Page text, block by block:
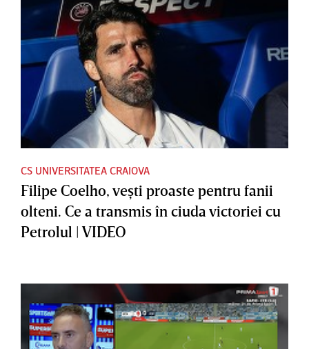
CS UNIVERSITATEA CRAIOVA
Filipe Coelho, veşti proaste pentru fanii
olteni. Ce a transmis în ciuda victoriei cu
Petrolul | VIDEO